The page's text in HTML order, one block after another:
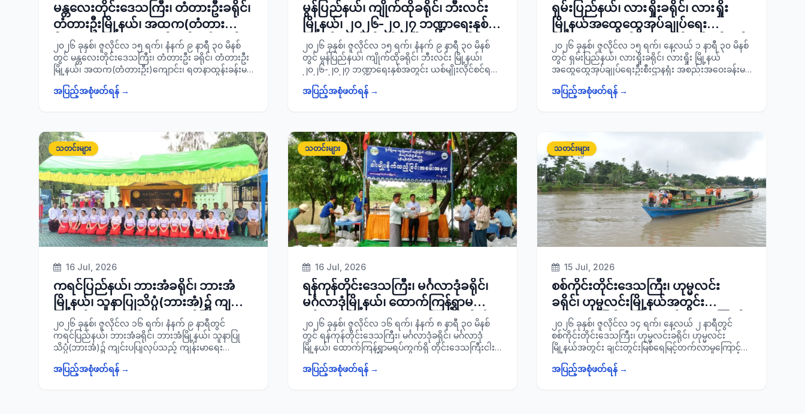
မန္တလေးတိုင်းဒေသကြီး၊ တံတားဦးခရိုင်၊
တံတားဦးမြို့နယ်၊ အထက(တံတား
ဦး)ကျောင်း၊ ရတနာထွန်း ခန်းမ၌ ကျင်းပ
ပြုလုပ်သည့် ကလေးသူငယ်များအတွက်
သဘာဝဘေးအန္တရာယ်လျော့ချရေးနှင့်
တုန့်ပြန် ဆောင်ရွက်ရေး
၂၀၂၆ ခုနှစ်၊ ဇူလိုင်လ ၁၅ ရက်၊ နံနက် ၉ နာရီ ၃၀ မိနစ်
တွင် မန္တလေးတိုင်းဒေသကြီး၊ တံတားဦး ခရိုင်၊ တံတားဦး
မြို့နယ်၊ အထက(တံတားဦး)ကျောင်း၊ ရတနာထွန်းခန်းမ၌
ဘေးအန္တရာယ်လျော့ချရေးနှင့် တုန့်ပြန်ဆောင်ရွက်ရေး
အုပ်ချုပ်ရေးကော်မတီဥက္ကဋ္ဌ၊ ခရိုင်/ မြို့နယ်စီမံခန့်ခွဲရေး
နှင့်အုပ်ချုပ်ရေးကော်မတီ အဖွဲ့ဝင်များ၊ မြို့နယ်မီးသတ်
ဦးစီးမှူးနှင့် မီးသတ်တပ်ဖွဲ့ဝင်များ၊ ခရိုင်/ မြို့နယ်အဆင့်
သက်ဆိုင်ရာဌာနများမှ တာဝန်ရှိသူများ၊ ဆရာ/ မများ၊
ကျောင်းသား/ သူများ စုစုပေါင်းအင်အား ၂၀၀ ဦးတို့တက်
ရောက်ခဲ့ပြီး ကျောင်းသား/ သူများမှ သဘာဝ
ဘေးအန္တရာယ်လျော့ချရေးဇာတ်တိုက်လေ့ကျင့်နေမှု
အခြေအနေများအား ကြည့်ရှုစစ်ဆေးခဲ့ကြောင်း သတင်းရ
ရှိပါသည်။
အပြည့်အစုံဖတ်ရန် →
မွန်ပြည်နယ်၊ ကျိုက်ထိုခရိုင်၊ ဘီးလင်း
မြို့နယ်၊ ၂၀၂၆-၂၀၂၇ ဘဏ္ဍာရေးနှစ်
အတွင်း ယစ်မျိုးလိုင်စင်ရ KTV ဆိုင်
များ၌ သတ်မှတ်စည်းကမ်းချက်များနှင့်
အညီ တိကျစွာလိုက်နာမှုရှိ/ မရှိအား
ကြည့်ရှုစစ်ဆေး
၂၀၂၆ ခုနှစ်၊ ဇူလိုင်လ ၁၅ ရက်၊ နံနက် ၉ နာရီ ၃၀ မိနစ်
တွင် မွန်ပြည်နယ်၊ ကျိုက်ထိုခရိုင်၊ ဘီးလင်း မြို့နယ်၊
၂၀၂၆-၂၀၂၇ ဘဏ္ဍာရေးနှစ်အတွင်း ယစ်မျိုးလိုင်စင်ရ
တိကျစွာလိုက်နာမှုရှိ/ မရှိအား ခရိုင်စီမံခန့်ခွဲရေးနှင့်
ရေးကော်မတီအဖွဲ့ဝင်များ၊ သက်ဆိုင်ရာဌာနများမှတာဝန်ရှိ
သူများနှင့်အတူ ကြည့်ရှု စစ်ဆေးခဲ့ကြောင်း သတင်းရရှိ
ပါသည်။
အပြည့်အစုံဖတ်ရန် →
ရှမ်းပြည်နယ်၊ လားရှိုးခရိုင်၊ လားရှိုး
မြို့နယ်အထွေထွေအုပ်ချုပ်ရေး
ဦးစီးဌာန၊ အစည်းအဝေးခန်းမ၌ ဖွင့်လှစ်
သင်ကြားနေသည့် ရပ်ကွက်/
ကျေးရွာအုပ်စုအုပ်ချုပ်ရေးမှူးများ၏
လုပ်ငန်းစွမ်းဆောင်ရည်မြင့်မားရေး
၂၀၂၆ ခုနှစ်၊ ဇူလိုင်လ ၁၅ ရက်၊ နေ့လယ် ၁ နာရီ ၃၀ မိနစ်
တွင် ရှမ်းပြည်နယ်၊ လားရှိုးခရိုင်၊ လားရှိုး မြို့နယ်
အထွေထွေအုပ်ချုပ်ရေးဦးစီးဌာနရုံး အစည်းအဝေးခန်းမ၌
အုပ်ချုပ်ရေးမှူးများ၏ လုပ်ငန်းစွမ်းဆောင်ရည်မြင့်မားရေး
များနှင့် ရပ်ကွက်/ ကျေးရွာအုပ်စုအငယ်တန်းစာရေးများ
အား ရပ်ကွက်/ ကျေးရွာ အုပ်စုအုပ်ချုပ်ရေးဥပဒေနှင့်
နည်းဥပဒေများကို ဆွေးနွေးပို့ချခဲ့ကြောင်း သတင်းရရှိ
ပါသည်။
အပြည့်အစုံဖတ်ရန် →
သတင်းများ
16 Jul, 2026
ကရင်ပြည်နယ်၊ ဘားအံခရိုင်၊ ဘားအံ
မြို့နယ်၊ သူနာပြုသိပ္ပံ(ဘားအံ)၌ ကျင်းပ
ပြုလုပ်သည့် ကျန်းမာရေး ဝန်ကြီးဌာန၊
ကျန်းမာရေးလူ့စွမ်းအားအရင်းအမြစ်ဦး
စီးဌာန၏ သူနာပြုသိပ္ပံ(ဘားအံ)ဖွင့်ပွဲ
၂၀၂၆ ခုနှစ်၊ ဇူလိုင်လ ၁၆ ရက်၊ နံနက် ၉ နာရီတွင်
ကရင်ပြည်နယ်၊ ဘားအံခရိုင်၊ ဘားအံမြို့နယ်၊ သူနာပြု
သိပ္ပံ(ဘားအံ)၌ ကျင်းပပြုလုပ်သည့် ကျန်းမာရေး
ဌာန၏ သူနာပြုသိပ္ပံ(ဘားအံ)ဖွင့်ပွဲအခမ်းအနားသို့
အပြည့်အစုံဖတ်ရန် →
သတင်းများ
16 Jul, 2026
ရန်ကုန်တိုင်းဒေသကြီး၊ မင်္ဂလာဒုံခရိုင်၊
မင်္ဂလာဒုံမြို့နယ်၊ ထောက်ကြန့်ရွာမ
ရပ်ကွက်ရှိ ဘားလားချောင်း အတွင်း၌
ငါးမျိုးစိုက်ထည့်ခြင်းအခမ်းအနားသို့
တက်ရောက်
၂၀၂၆ ခုနှစ်၊ ဇူလိုင်လ ၁၆ ရက်၊ နံနက် ၈ နာရီ ၃၀ မိနစ်
တွင် ရန်ကုန်တိုင်းဒေသကြီး၊ မင်္ဂလာဒုံခရိုင်၊ မင်္ဂလာဒုံ
မြို့နယ်၊ ထောက်ကြန့်ရွာမရပ်ကွက်ရှိ တိုင်းဒေသကြီးငါး
အတွင်း၌ ငါးမျိုးစိုက်ထည့်ခြင်းအခမ်းအနားသို့ ခရိုင်စီမံခ
အပြည့်အစုံဖတ်ရန် →
သတင်းများ
15 Jul, 2026
စစ်ကိုင်းတိုင်းဒေသကြီး၊ ဟုမ္မလင်း
ခရိုင်၊ ဟုမ္မလင်းမြို့နယ်အတွင်း
ချင်းတွင်းမြစ်ရေမြင့်တက်လာမှုကြောင့်
ရေကြီးရေလျှံမှုများဖြစ်ပွားလာနိုင်
သဖြင့် ပြည်သူများအား သတိပြုနေထိုင်
စေရေး လိုက်လံအသိပေးနှိုးဆော်
၂၀၂၆ ခုနှစ်၊ ဇူလိုင်လ ၁၄ ရက်၊ နေ့လယ် ၂ နာရီတွင်
စစ်ကိုင်းတိုင်းဒေသကြီး၊ ဟုမ္မလင်းခရိုင်၊ ဟုမ္မလင်း
မြို့နယ်အတွင်း ချင်းတွင်းမြစ်ရေမြင့်တက်လာမှုကြောင့်
နှင့် ရေဝင်ရောက်နိုင်သည့်နေရာများတွင် နေထိုင်ကြသည့်
အပြည့်အစုံဖတ်ရန် →